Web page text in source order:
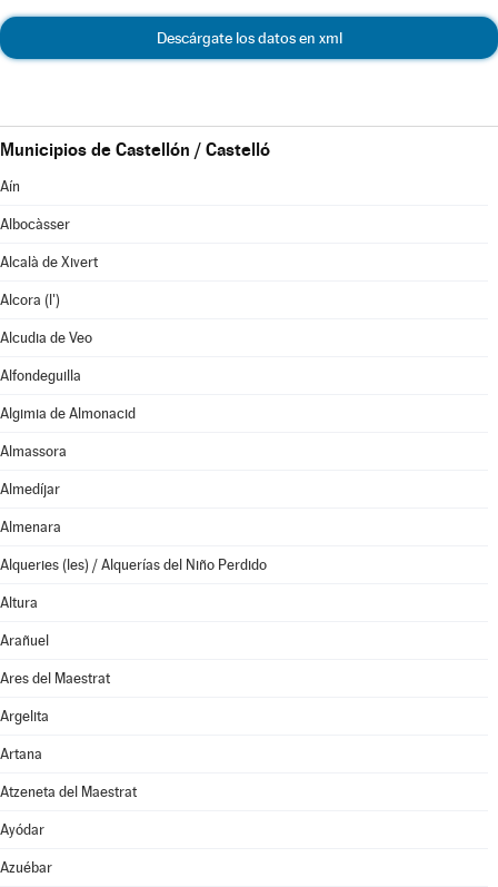
Descárgate los datos en xml
Municipios de Castellón / Castelló
Aín
Albocàsser
Alcalà de Xivert
Alcora (l')
Alcudia de Veo
Alfondeguilla
Algimia de Almonacid
Almassora
Almedíjar
Almenara
Alqueries (les) / Alquerías del Niño Perdido
Altura
Arañuel
Ares del Maestrat
Argelita
Artana
Atzeneta del Maestrat
Ayódar
Azuébar